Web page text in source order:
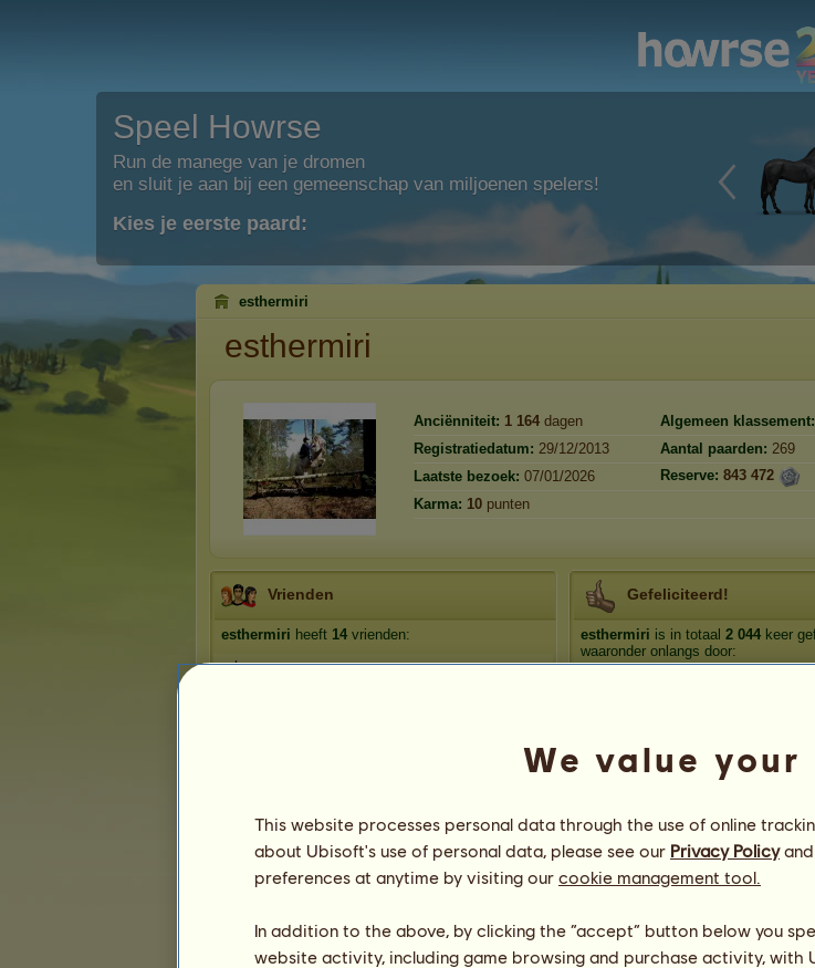
Speel Howrse
Run de manege van je dromen
en sluit je aan bij een gemeenschap van miljoenen spelers!
Kies je eerste paard:
esthermiri
esthermiri
Anciënniteit: 1 164 dagen Algemeen klassement:
Registratiedatum: 29/12/2013 Aantal paarden: 269
Laatste bezoek: 07/01/2026 Reserve: 843 472
Karma: 10 punten
Vrienden
esthermiri heeft 14 vrienden:
zahra
groepsapp♥
Gefeliciteerd!
esthermiri is in totaal 2 044 keer
waaronder onlangs door:
Ladyy
684 dagen
Trofeeën
We value
This website processes personal data through the use of online
about Ubisoft's use of personal data, please see our Privacy Policyand
preferences at anytime by visiting our cookie management tool.
In addition to the above, by clicking the “accept” button below you
website activity, including game browsing and purchase activity, with